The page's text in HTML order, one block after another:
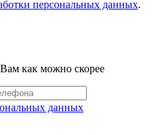
персональных данных.
как можно скорее
данных